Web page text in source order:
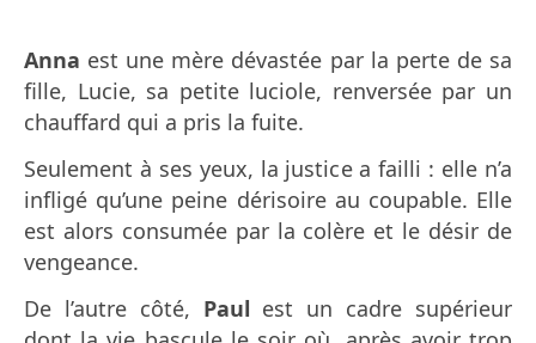
Anna est une mère dévastée par la perte de sa
fille, Lucie, sa petite luciole, renversée par un
chauffard qui a pris la fuite.
Seulement à ses yeux, la justice a failli : elle n’a
infligé qu’une peine dérisoire au coupable. Elle
est alors consumée par la colère et le désir de
vengeance.
De l’autre côté, Paul est un cadre supérieur